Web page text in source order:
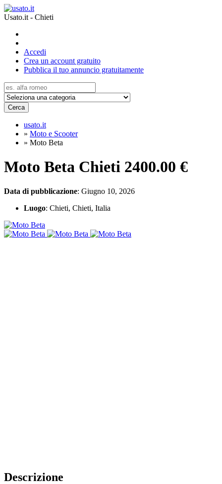
Usato.it - Chieti
Accedi
Crea un account gratuito
Pubblica il tuo annuncio gratuitamente
Cerca
usato.it
» Moto e Scooter
» Moto Beta
Moto Beta Chieti 2400.00 €
Data di pubblicazione: Giugno 10, 2026
Luogo: Chieti, Chieti, Italia
Descrizione